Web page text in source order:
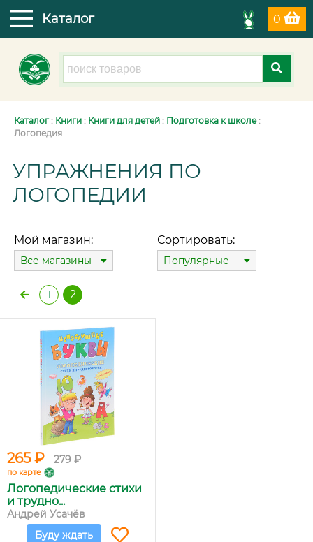
0
Каталог
Каталог: Книги : Книги для детей : Подготовка к школе:
Логопедия
УПРАЖНЕНИЯ ПО
ЛОГОПЕДИИ
Мой магазин:
Все магазины
Сортировать:
Популярные
1 2
265 ₽ 279 ₽
по карте
Логопедические стихи
и трудно...
Андрей Усачёв
Буду ждать